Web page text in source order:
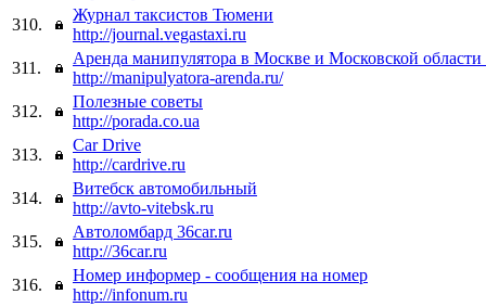
310.
Журнал таксистов Тюмени
http://journal.vegastaxi.ru
311.
Аренда манипулятора в Москве и Московской области
http://manipulyatora-arenda.ru/
312.
Полезные советы
http://porada.co.ua
313.
Car Drive
http://cardrive.ru
314.
Витебск автомобильный
http://avto-vitebsk.ru
315.
Автоломбард 36car.ru
http://36car.ru
316.
Номер информер - сообщения на номер
http://infonum.ru